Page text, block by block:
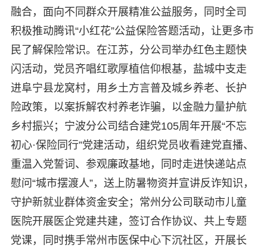
融合，面向不同群众开展精准公益服务，同时全司
积极推动腾讯“小红花”公益保险答题活动，让更多市
民了解保险常识。在江苏，分公司举办红色主题快
闪活动，党员齐唱红歌厚植信仰根基，盐城中支走
进阜宁县龙窝村，用乡土方言普及城乡养老、长护
险政策，以案拆解农村养老诈骗，以金融力量护航
乡村振兴；宁波分公司结合建党105周年开展“不忘
初心·保险同行”党建活动，组织党员收看建党直播、
重温入党誓词、参观廉政基地，同时走进快递站点
慰问“城市摆渡人”，送上防暑物资并宣讲反诈知识，
守护新就业群体资金安全；常州分公司联动市儿童
医院开展医企党建共建，签订合作协议、共上专题
党课，同时携手常州市医保中心下沉社区，开展长